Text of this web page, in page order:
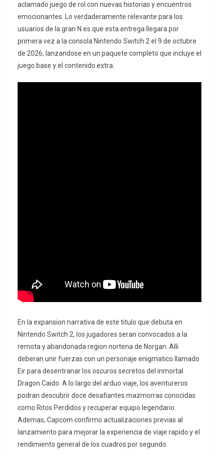
aclamado juego de rol con nuevas historias y encuentros
emocionantes. Lo verdaderamente relevante para los
usuarios de la gran N es que esta entrega llegara por
primera vez a la consola Nintendo Switch 2 el 9 de octubre
de 2026, lanzandose en un paquete completo que incluye el
juego base y el contenido extra.
En la expansion narrativa de este titulo que debuta en
Nintendo Switch 2, los jugadores seran convocados a la
remota y abandonada region nortena de Norgan. Alli
deberan unir fuerzas con un personaje enigmatico llamado
Eir para desentranar los oscuros secretos del inmortal
Dragon Caido. A lo largo del arduo viaje, los aventureros
podran descubrir doce desafiantes mazmorras conocidas
como Ritos Perdidos y recuperar equipo legendario.
Ademas, Capcom confirmo actualizaciones previas al
lanzamiento para mejorar la experiencia de viaje rapido y el
rendimiento general de los cuadros por segundo.